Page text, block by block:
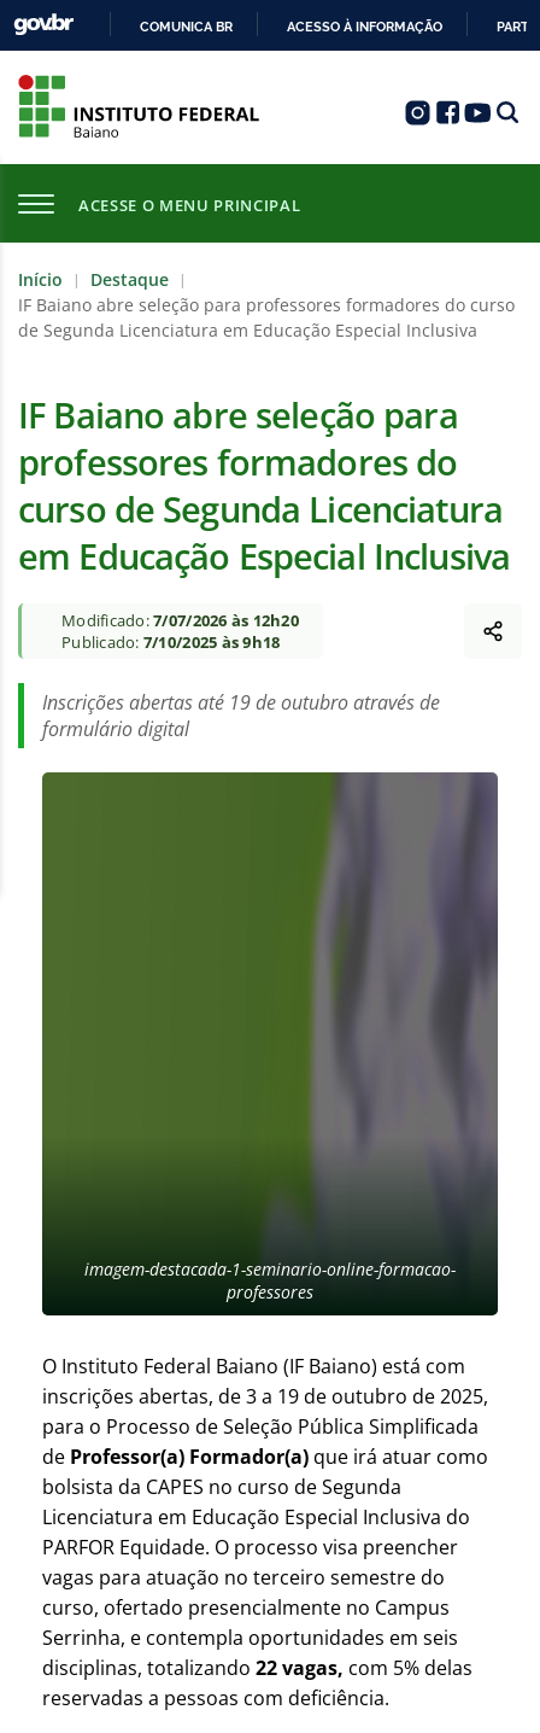
COMUNICA BR ACESSO À INFORMAÇÃO
ACESSE O MENU PRINCIPAL
Início | Destaque |
IF Baiano abre seleção para professores formadores do curso
de Segunda Licenciatura em Educação Especial Inclusiva
IF Baiano abre seleção para
professores formadores do
curso de Segunda Licenciatura
em Educação Especial Inclusiva
Modificado:7/07/2026 às 12h20
Publicado: 7/10/2025 às 9h18
Inscrições abertas até 19 de outubro através de
formulário digital
imagem-destacada-1-seminario-online-formacao-
professores
O Instituto Federal Baiano (IF Baiano) está com
inscrições abertas, de 3 a 19 de outubro de 2025,
para o Processo de Seleção Pública Simplificada
de Professor(a) Formador(a) que irá atuar como
bolsista da CAPES no curso de Segunda
Licenciatura em Educação Especial Inclusiva do
PARFOR Equidade. O processo visa preencher
vagas para atuação no terceiro semestre do
curso, ofertado presencialmente no Campus
Serrinha, e contempla oportunidades em seis
disciplinas, totalizando 22 vagas, com 5% delas
reservadas a pessoas com deficiência.